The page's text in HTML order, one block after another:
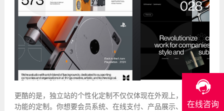
更酷的是，独立站的个性化定制不仅仅体现在外观上，还包括
功能的定制。你想要会员系统、在线支付、产品展示、博客功在线咨询